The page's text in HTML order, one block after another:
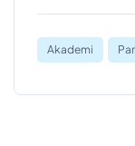
Akademi